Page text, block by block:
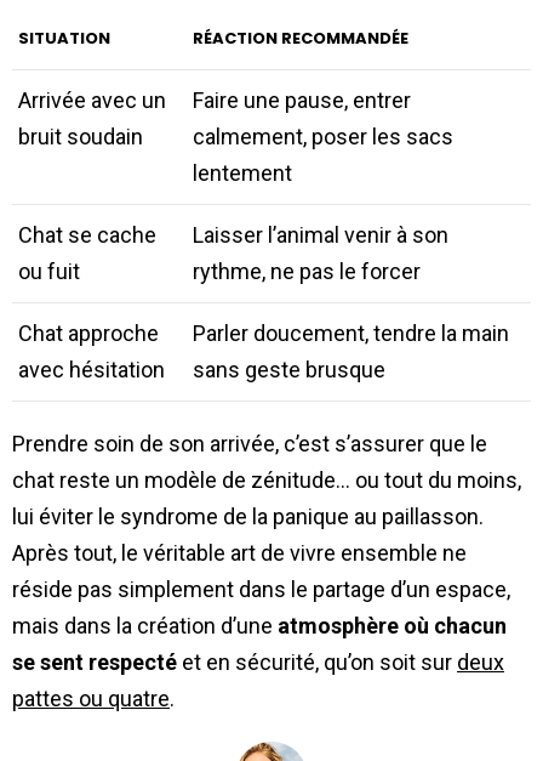
SITUATION RÉACTION RECOMMANDÉE
Arrivée avec un
bruit soudain
Faire une pause, entrer
calmement, poser les sacs
lentement
Chat se cache
ou fuit
Laisser l’animal venir à son
rythme, ne pas le forcer
Chat approche
avec hésitation
Parler doucement, tendre la main
sans geste brusque
Prendre soin de son arrivée, c’est s’assurer que le
chat reste un modèle de zénitude… ou tout du moins,
lui éviter le syndrome de la panique au paillasson.
Après tout, le véritable art de vivre ensemble ne
réside pas simplement dans le partage d’un espace,
mais dans la création d’une atmosphère où chacun
se sent respecté et en sécurité, qu’on soit sur deux
pattes ou quatre.